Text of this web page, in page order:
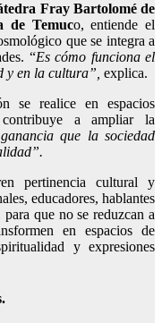
Fray Bartolomé de
de Temuco, entiende el
que se integra a
“Es cómo funciona el
y en la cultura”, explica.
se realice en espacios
a ampliar la
que la sociedad
pertinencia cultural y
educadores, hablantes
que no se reduzcan a
en espacios de
y expresiones